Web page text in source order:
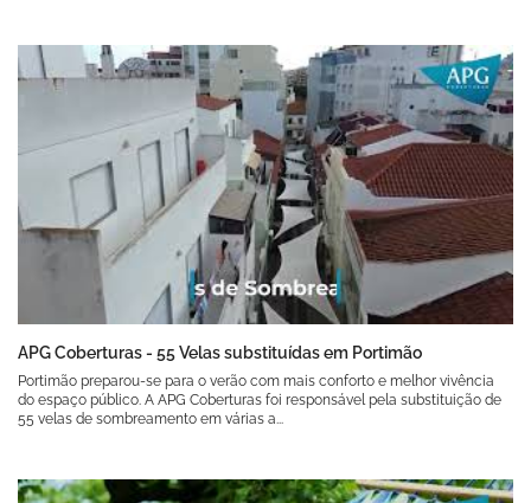
APG Coberturas - 55 Velas substituídas em Portimão
Portimão preparou-se para o verão com mais conforto e melhor vivência
do espaço público. A APG Coberturas foi responsável pela substituição de
55 velas de sombreamento em várias a...